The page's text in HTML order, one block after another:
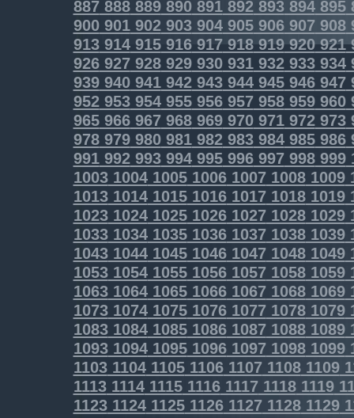
887888889890891892893894895
900901902903904905906907 908
913914915916917918919920921
926927928929930931932933934
939940941942943944945946947
952953954955956957958959960
965966967968969970971972973
978979980981982983984985986
991992993994995996997998999
1003100410051006100710081009
1013101410151016101710181019
1023102410251026102710281029
1033103410351036103710381039
1043104410451046104710481049
1053105410551056105710581059
1063106410651066106710681069
1073107410751076107710781079
1083108410851086108710881089
1093109410951096109710981099
1103110411051106110711081109
1113111411151116111711181119
11231124112511261127 11281129